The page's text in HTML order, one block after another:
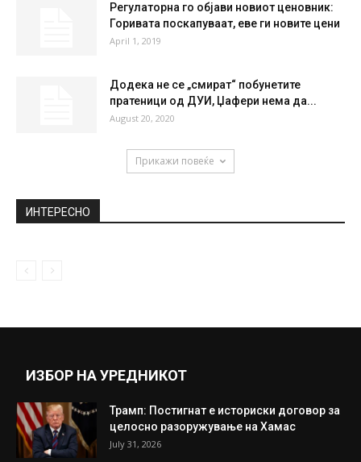
Регулаторна го објави новиот ценовник:
Горивата поскапуваат, еве ги новите цени
April 1, 2019
Додека не се „смират“ побунетите
пратеници од ДУИ, Џафери нема да...
August 20, 2020
Прикажи повеќе
ИНТЕРЕСНО
ИЗБОР НА УРЕДНИКОТ
Трамп: Постигнат е историски договор за
целосно разоружување на Хамас
July 31, 2026